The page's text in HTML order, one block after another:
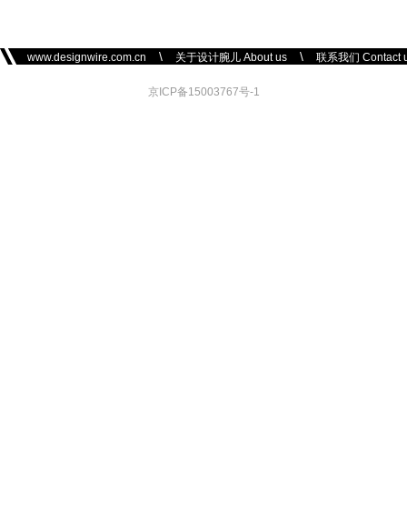
www.designwire.com.cn \ 关于设计腕儿 About us \ 联系我们 Contact
京ICP备15003767号-1